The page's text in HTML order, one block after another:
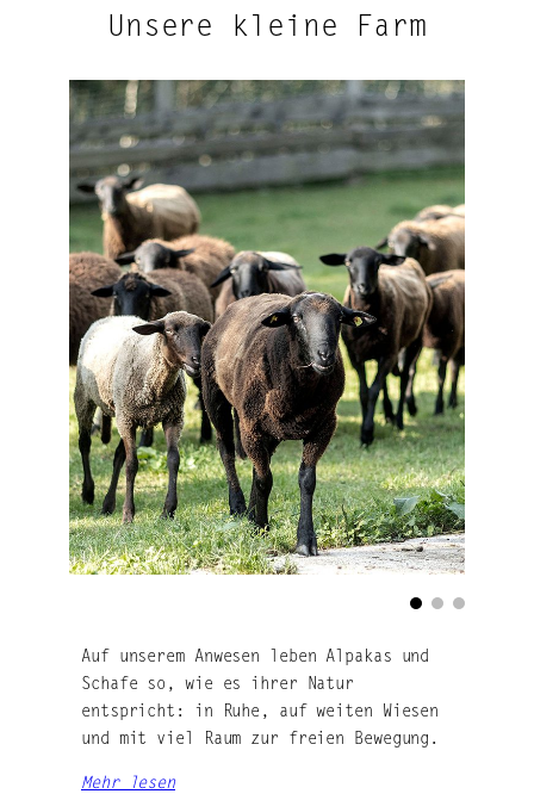
Unsere kleine Farm
Auf unserem Anwesen leben Alpakas und
Schafe so, wie es ihrer Natur
entspricht: in Ruhe, auf weiten Wiesen
und mit viel Raum zur freien Bewegung.
Mehr lesen